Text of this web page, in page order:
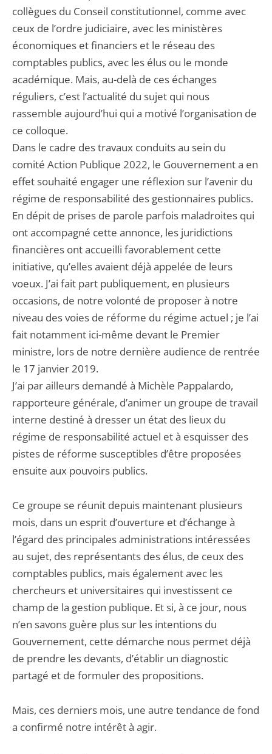
collègues du Conseil constitutionnel, comme avec
ceux de l’ordre judiciaire, avec les ministères
économiques et financiers et le réseau des
comptables publics, avec les élus ou le monde
académique. Mais, au-delà de ces échanges
réguliers, c’est l’actualité du sujet qui nous
rassemble aujourd’hui qui a motivé l’organisation de
ce colloque.
Dans le cadre des travaux conduits au sein du
comité Action Publique 2022, le Gouvernement a en
effet souhaité engager une réflexion sur l’avenir du
régime de responsabilité des gestionnaires publics.
En dépit de prises de parole parfois maladroites qui
ont accompagné cette annonce, les juridictions
financières ont accueilli favorablement cette
initiative, qu’elles avaient déjà appelée de leurs
voeux. J’ai fait part publiquement, en plusieurs
occasions, de notre volonté de proposer à notre
niveau des voies de réforme du régime actuel ; je l’ai
fait notamment ici-même devant le Premier
ministre, lors de notre dernière audience de rentrée
le 17 janvier 2019.
J’ai par ailleurs demandé à Michèle Pappalardo,
rapporteure générale, d’animer un groupe de travail
interne destiné à dresser un état des lieux du
régime de responsabilité actuel et à esquisser des
pistes de réforme susceptibles d’être proposées
ensuite aux pouvoirs publics.
Ce groupe se réunit depuis maintenant plusieurs
mois, dans un esprit d’ouverture et d’échange à
l’égard des principales administrations intéressées
au sujet, des représentants des élus, de ceux des
comptables publics, mais également avec les
chercheurs et universitaires qui investissent ce
champ de la gestion publique. Et si, à ce jour, nous
n’en savons guère plus sur les intentions du
Gouvernement, cette démarche nous permet déjà
de prendre les devants, d’établir un diagnostic
partagé et de formuler des propositions.
Mais, ces derniers mois, une autre tendance de fond
a confirmé notre intérêt à agir.